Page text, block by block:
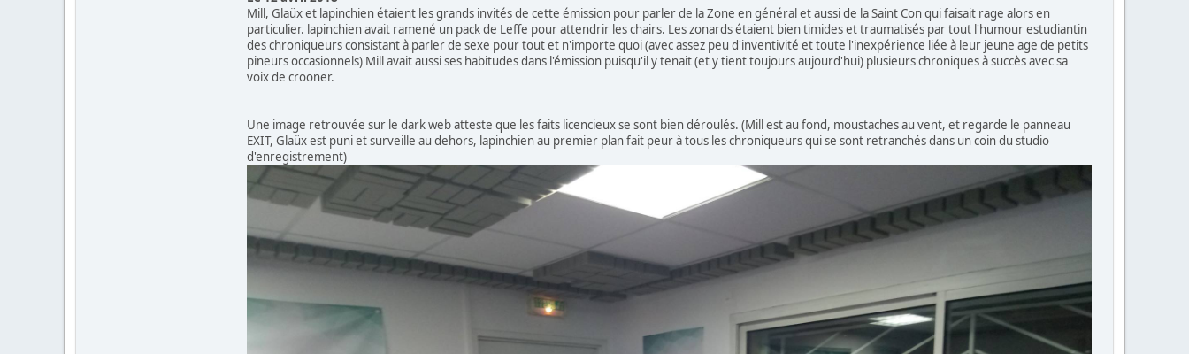
Mill, Glaüx et lapinchien étaient les grands invités de cette émission pour parler de la Zone en général et aussi de la Saint Con qui faisait rage alors en
particulier. lapinchien avait ramené un pack de Leffe pour attendrir les chairs. Les zonards étaient bien timides et traumatisés par tout l'humour estudiantin
des chroniqueurs consistant à parler de sexe pour tout et n'importe quoi (avec assez peu d'inventivité et toute l'inexpérience liée à leur jeune age de petits
pineurs occasionnels) Mill avait aussi ses habitudes dans l'émission puisqu'il y tenait (et y tient toujours aujourd'hui) plusieurs chroniques à succès avec sa
voix de crooner.
Une image retrouvée sur le dark web atteste que les faits licencieux se sont bien déroulés. (Mill est au fond, moustaches au vent, et regarde le panneau
EXIT, Glaüx est puni et surveille au dehors, lapinchien au premier plan fait peur à tous les chroniqueurs qui se sont retranchés dans un coin du studio
d'enregistrement)